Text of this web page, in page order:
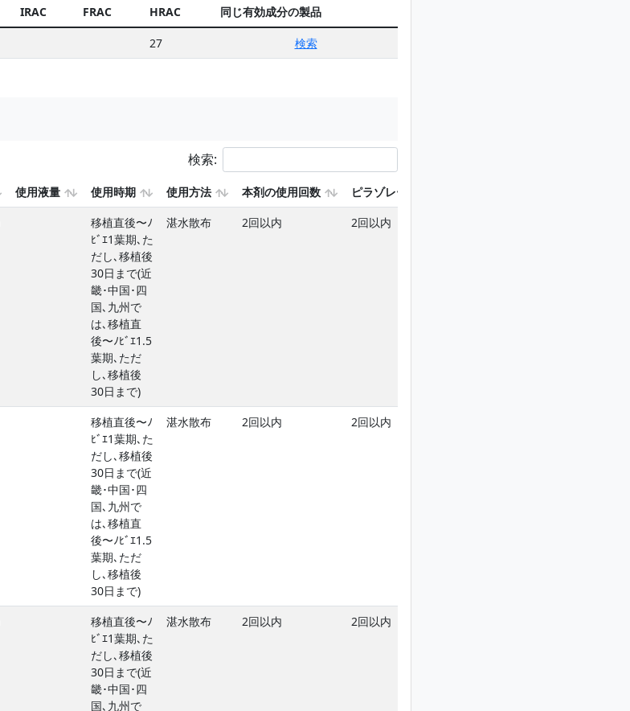
IRAC FRAC HRAC 同じ有効成分の製品
27 検索
検索:
使用液量 使用時期 使用方法 本剤の使用回数
ピラゾレートを含む使用回数
移植直後〜ﾉ
ﾋﾞｴ1葉期､た
だし､移植後
30日まで(近
畿･中国･四
国､九州で
は､移植直
後〜ﾉﾋﾞｴ1.5
葉期､ただ
し､移植後
30日まで)
湛水散布 2回以内 2回以内
移植直後〜ﾉ
ﾋﾞｴ1葉期､た
だし､移植後
30日まで(近
畿･中国･四
国､九州で
は､移植直
後〜ﾉﾋﾞｴ1.5
葉期､ただ
し､移植後
30日まで)
湛水散布 2回以内 2回以内
移植直後〜ﾉ
ﾋﾞｴ1葉期､た
だし､移植後
30日まで(近
畿･中国･四
国､九州で
湛水散布 2回以内 2回以内